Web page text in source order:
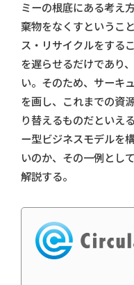
ミーの根底にある考え
棄物をなくすというこ
ス・リサイクルをする
を遅らせるだけであり
い。そのため、サーキ
を画し、これまでの資
り替えるものだといえ
ー型ビジネスモデルを
いのか、その一例とし
解説する。